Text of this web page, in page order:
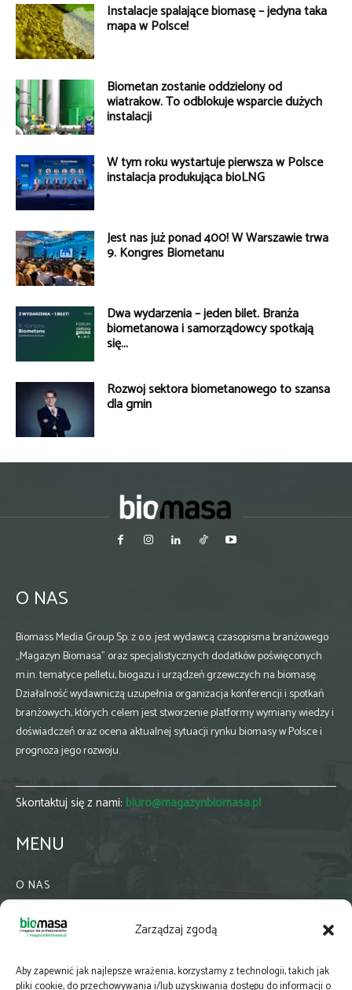
Zarządzaj zgodą
Aby zapewnić jak najlepsze wrażenia, korzystamy z technologii, takich jak
pliki cookie, do przechowywania i/lub uzyskiwania dostępu do informacji o
Instalacje spalające biomasę – jedyna taka
mapa w Polsce!
Biometan zostanie oddzielony od
wiatraków. To odblokuje wsparcie dużych
instalacji
W tym roku wystartuje pierwsza w Polsce
instalacja produkująca bioLNG
Jest nas już ponad 400! W Warszawie trwa
9. Kongres Biometanu
Dwa wydarzenia – jeden bilet. Branża
biometanowa i samorządowcy spotkają
się...
Rozwój sektora biometanowego to szansa
dla gmin
O NAS
Biomass Media Group Sp. z o.o. jest wydawcą czasopisma branżowego
„Magazyn Biomasa” oraz specjalistycznych dodatków poświęconych
m.in. tematyce pelletu, biogazu i urządzeń grzewczych na biomasę.
Działalność wydawniczą uzupełnia organizacja konferencji i spotkań
branżowych, których celem jest stworzenie platformy wymiany wiedzy i
doświadczeń oraz ocena aktualnej sytuacji rynku biomasy w Polsce i
prognoza jego rozwoju.
Skontaktuj się z nami: biuro@magazynbiomasa.pl
MENU
O NAS
WSPÓŁPRACA
PRENUMERATA